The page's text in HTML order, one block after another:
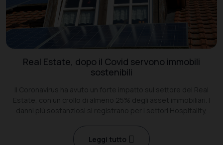
Real Estate, dopo il Covid servono immobili
sostenibili
Il Coronavirus ha avuto un forte impatto sul settore del Real
Estate, con un crollo di almeno 25% degli asset immobiliari. I
danni più sostanziosi si registrano per i settori Hospitality,
Leggi tutto